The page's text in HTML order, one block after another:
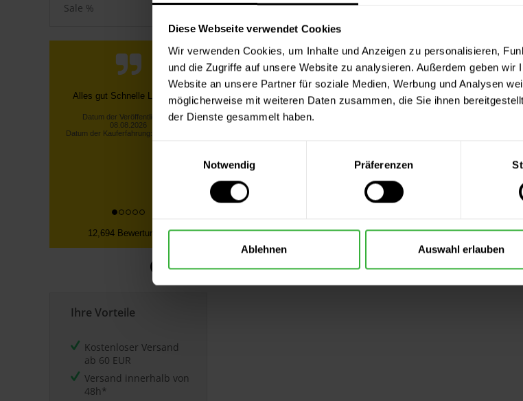
Diese Webseite verwendet Cookies
Wir verwenden Cookies, um Inhalte und Anzeigen zu personalisieren,
und die Zugriffe auf unsere Website zu analysieren. Außerdem geben wir
Website an unsere Partner für soziale Medien, Werbung und Analysen
möglicherweise mit weiteren Daten zusammen, die Sie ihnen
der Dienste gesammelt haben.
Notwendig
Präferenzen
Ablehnen Auswahl erlauben
Sale %
Telefonische Info, dass nicht die
gesamte bestellte Ware vorrätig
war! Unverzügliche
Rückerstattu...
12,694 Bewertungen
Ihre Vorteile
Kostenloser Versand
ab 60 EUR
Versand innerhalb von
48h*
Polyamid-Kleinrolle
2,99 €
Uni-Plus-
14,99 €